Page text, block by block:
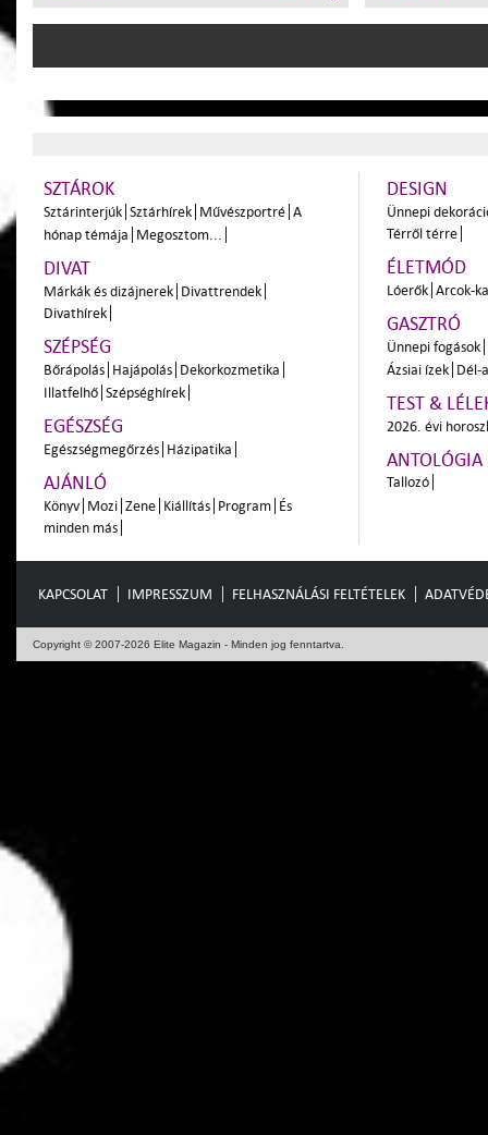
SZTÁROK
Sztárinterjúk Sztárhírek Művészportré A
hónap témája Megosztom...
DIVAT
Márkák és dizájnerek Divattrendek
Divathírek
SZÉPSÉG
Bőrápolás Hajápolás Dekorkozmetika
Illatfelhő Szépséghírek
EGÉSZSÉG
Egészségmegőrzés Házipatika
AJÁNLÓ
Könyv Mozi Zene Kiállítás Program És
minden más
DESIGN
Ünnepi
Térről térre
ÉLETMÓD
Lóerők Arcok-
GASZTRÓ
Ünnepi fogások
Ázsiai ízek Dél-
TEST &
2026. évi
ANTOLÓGIA
Tallozó
KAPCSOLAT IMPRESSZUM FELHASZNÁLÁSI FELTÉTELEK
Copyright © 2007-2026 Elite Magazin - Minden jog fenntartva.